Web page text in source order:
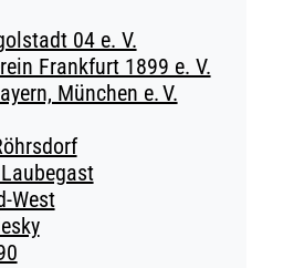
04 e. V.
Frankfurt 1899 e. V.
München e. V.
West